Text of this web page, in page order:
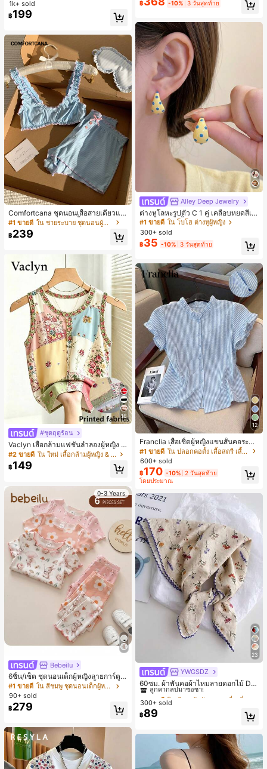
พื่อน
1k+ sold
฿199
Comfortcana ชุดนอนเสื้อสายเดี่ยวแต่
งระบายและกางเกงขาสั้นสำหรับผู้หญิง
#1 ขายดี ใน ชายระบาย ชุดนอนผู้หญิง
฿239
16
#ชุดฤดูร้อน
Vaclyn เสื้อกล้ามแฟชั่นลำลองผู้หญิง ล
ายแพตช์เวิร์ก แขนกุด คอกลม ติดกระดุ
ม
#2 ขายดี ใน ใหม่ เสื้อกล้ามผู้หญิง & Camis
฿149
0-3 Years
Bebeilu
6ชิ้น/เซ็ต ชุดนอนเด็กผู้หญิงลายการ์ตูน
หมีและดอกไม้ คอกลม แขนสั้น กางเกง
ขาสั้น ขอบระบาย สวมใส่สบาย
#1 ขายดี
ใน สีชมพู ชุดนอนเด็กผู้หญิง
90+ sold
฿279
#1 ขายดี ใน กระเป๋า เสื้อคลุมลำลอง
฿ -10% 3 วันสุดท้าย
Alley Deep Jewelry
ต่างหูโลหะรูปตัว C 1 คู่ เคลือบหยดสีเห
ลือง ลายจุดสีน้ำเงิน สไตล์ยุโรปและอเม
ริกัน แฟชั่นส่วนตัว หวานและสง่างาม
สำหรับผู้หญิงและเด็กหญิง สำหรับการเ
ดินทาง งานแต่งงาน ปาร์ตี้ วันเกิด ของ
#1 ขายดี ใน โบโฮ ต่างหูผู้หญิง
ลูกค้ากลับมาซื้อซ้ำ!
เกือบหมดแล้ว!
#1 ขายดี ใน โบโฮ ต่างหูผู้หญิง
ลูกค้ากลับมาซื้อซ้ำ!
เกือบหมดแล้ว!
#1 ขายดี ใน โบโฮ ต่างหูผู้หญิง
ลูกค้ากลับมาซื้อซ้ำ!
เกือบหมดแล้ว!
#1 ขายดี ใน โบโฮ ต่างหูผู้หญิง
เกือบหมดแล้ว!
300+ sold
฿35 -10% 3 วันสุดท้าย
12
Franclia เสื้อเชิ้ตผู้หญิงแขนสั้นคอระบา
ยกระดุมเดี่ยวลายทาง
#1 ขายดี
ใน ปลอกคอตั้ง เสื้อสตรี เสื้อเบลาส์ & Tee
600+ sold
฿170 -10% 2 วันสุดท้าย
โดยประมาณ
23
YWGSDZ
60ซม. ผ้าพันคอผ้าไหมลายดอกไม้ Dit
sy สีเบจ, เครื่องประดับใหม่สำหรับผู้หญิ
งฤดูใบไม้ผลิ/ฤดูใบไม้ร่วง, ผ้าพันคอผืน
บางอเนกประสงค์หรูหรา
#1 ขายดี
ลูกค้ากลับมาซื้อซ้ำ!
#1 ขายดี
ลูกค้ากลับมาซื้อซ้ำ!
#1 ขายดี
ลูกค้ากลับมาซื้อซ้ำ!
#1 ขายดี
ใน สีเบจ ผ้าพันคอทรงสี่เหลี่ยมและผ้าพันคอสำหรับผู้
300+ sold
฿89